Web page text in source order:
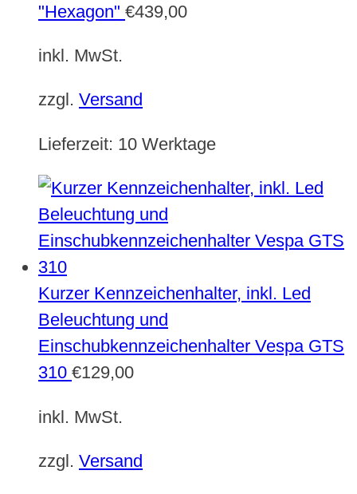
"Hexagon" €439,00
inkl. MwSt.
zzgl. Versand
Lieferzeit: 10 Werktage
Kurzer Kennzeichenhalter, inkl. Led
Beleuchtung und
Einschubkennzeichenhalter Vespa GTS
310 €129,00
inkl. MwSt.
zzgl. Versand